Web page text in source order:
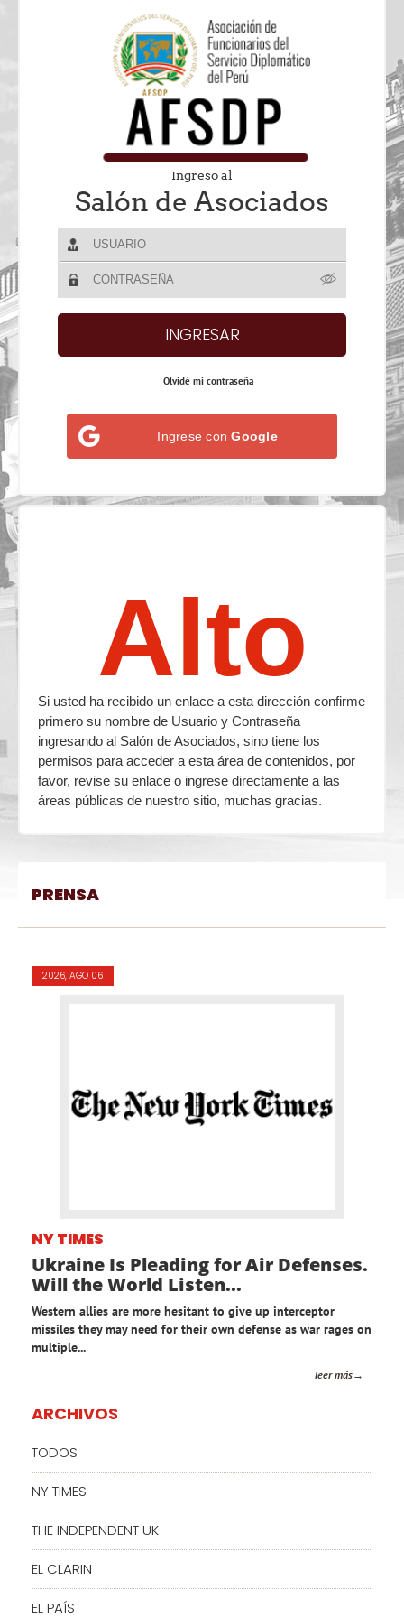
Ingreso al
Salón de Asociados
Olvidé mi contraseña
Ingrese conGoogle
Alto
Si usted ha recibido un enlace a esta dirección confirme
primero su nombre de Usuario y Contraseña
ingresando al Salón de Asociados, sino tiene los
permisos para acceder a esta área de contenidos, por
favor, revise su enlace o ingrese directamente a las
áreas públicas de nuestro sitio, muchas gracias.
PRENSA
2026, AGO 06
NY TIMES
Ukraine Is Pleading for Air Defenses.
Will the World Listen...
Western allies are more hesitant to give up interceptor
missiles they may need for their own defense as war rages on
multiple...
leer más
ARCHIVOS
TODOS
NY TIMES
THE INDEPENDENT UK
EL CLARIN
EL PAÍS